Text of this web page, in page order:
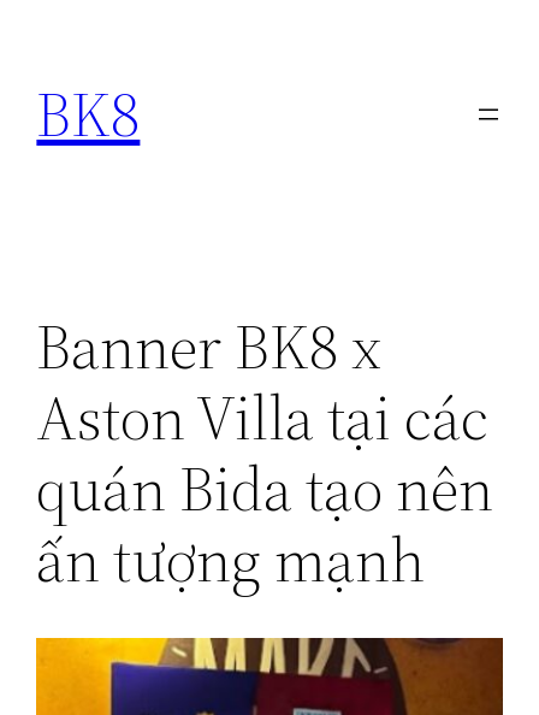
phầnBK8
Banner BK8 x
Aston Villa tại các
quán Bida tạo nên
ấn tượng mạnh